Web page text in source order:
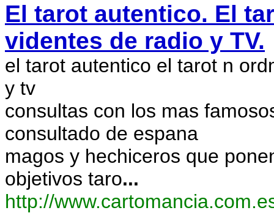
El tarot autentico. El
videntes de radio y TV.
el tarot autentico el tarot n
y tv
consultas con los mas
consultado de espana
magos y hechiceros que
objetivos taro...
http://